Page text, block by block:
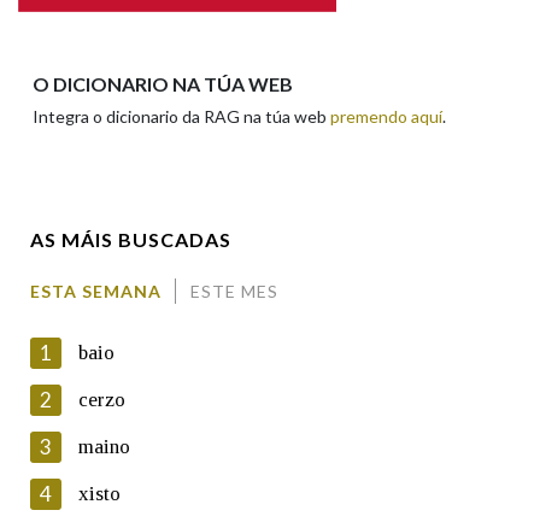
En cumprimento da normativa vixente en materia de
Protección de Datos de Carácter Persoal, a Real Academia
Galega informa a aqueles usuarios que faciliten o seu correo
O DICIONARIO NA TÚA WEB
Integra o dicionario da RAG na túa web premendo aquí.
AS MÁIS BUSCADAS
ESTA SEMANA ESTE MES
1 baio
2 cerzo
3 maino
4 xisto